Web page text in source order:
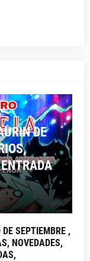
DE
SEPTIEMBRE ,
NOVEDADES,